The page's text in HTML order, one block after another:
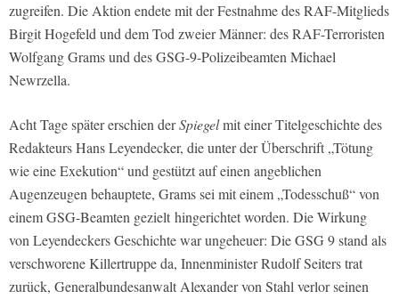
zugreifen. Die Aktion endete mit der Festnahme des RAF-Mitglieds
Birgit Hogefeld und dem Tod zweier Männer: des RAF-Terroristen
Wolfgang Grams und des GSG-9-Polizeibeamten Michael
Newrzella.
Acht Tage später erschien derSpiegelmit einer Titelgeschichte des
Redakteurs Hans Leyendecker, die unter der Überschrift „Tötung
wie eine Exekution“ und gestützt auf einen angeblichen
Augenzeugen behauptete, Grams sei mit einem „Todesschuß“ von
einem GSG-Beamten gezielt hingerichtet worden. Die Wirkung
von Leyendeckers Geschichte war ungeheuer: Die GSG 9 stand als
verschworene Killertruppe da, Innenminister Rudolf Seiters trat
zurück, Generalbundesanwalt Alexander von Stahl verlor seinen